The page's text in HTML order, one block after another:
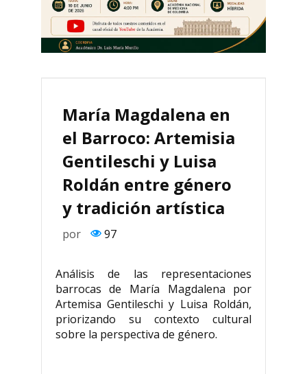
María Magdalena en
el Barroco: Artemisia
Gentileschi y Luisa
Roldán entre género
y tradición artística
por 97
Análisis de las representaciones
barrocas de María Magdalena por
Artemisa Gentileschi y Luisa Roldán,
priorizando su contexto cultural
sobre la perspectiva de género.